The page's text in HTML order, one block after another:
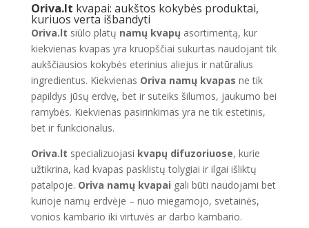
Oriva.lt kvapai: aukštos kokybės produktai,
kuriuos verta išbandyti
Oriva.lt siūlo platų namų kvapų asortimentą, kur
kiekvienas kvapas yra kruopščiai sukurtas naudojant tik
aukščiausios kokybės eterinius aliejus ir natūralius
ingredientus. Kiekvienas Oriva namų kvapas ne tik
papildys jūsų erdvę, bet ir suteiks šilumos, jaukumo bei
ramybės. Kiekvienas pasirinkimas yra ne tik estetinis,
bet ir funkcionalus.
Oriva.lt specializuojasi kvapų difuzoriuose, kurie
užtikrina, kad kvapas pasklistų tolygiai ir ilgai išliktų
patalpoje. Oriva namų kvapai gali būti naudojami bet
kurioje namų erdvėje – nuo miegamojo, svetainės,
vonios kambario iki virtuvės ar darbo kambario.